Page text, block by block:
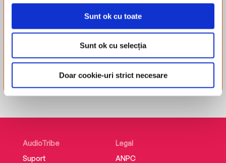
Sunt ok cu toate
Sunt ok cu selecția
Doar cookie-uri strict necesare
AudioTribe
Suport
Legal
ANPC